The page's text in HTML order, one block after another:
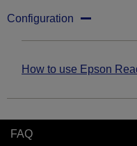
Configuration
How to use Epson
FAQ